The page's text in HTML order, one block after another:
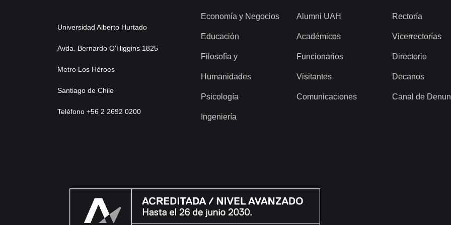
Universidad Alberto Hurtado
Avda. Bernardo O’Higgins 1825
Metro Los Héroes
Santiago de Chile
Teléfono +56 2 2692 0200
Economía y Negocios
Educación
Filosofía y
Humanidades
Psicología
Ingeniería
Alumni UAH
Académicos
Funcionarios
Visitantes
Comunicaciones
Rectoría
Vicerrectorías
Directorio
Decanos
Canal de